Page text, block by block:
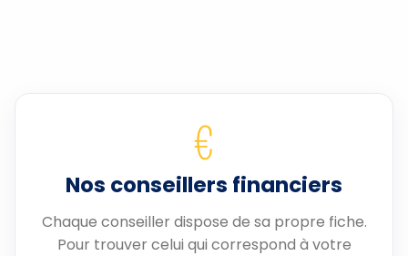
€
Nos conseillers financiers
Chaque conseiller dispose de sa propre fiche.
Pour trouver celui qui correspond à votre